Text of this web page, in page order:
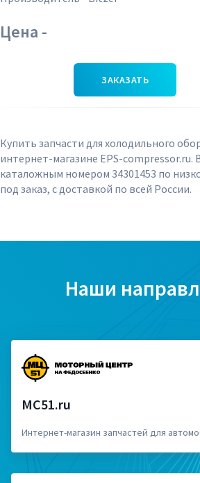
Цена -
ЗАКАЗАТЬ
Купить запчасти для холодильного
интернет-магазине EPS-compressor.ru.
каталожным номером 34301453 по
под заказ, с доставкой по всей России.
Наши
MC51.ru
Интернет-магазин запчастей для